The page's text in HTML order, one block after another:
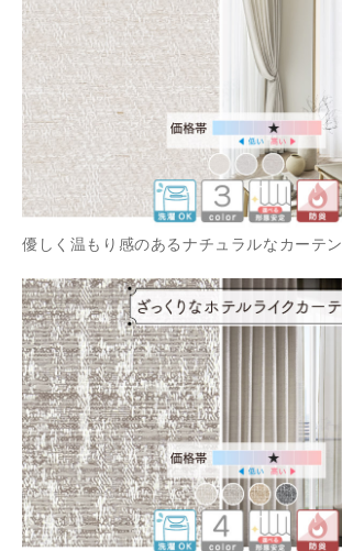
優しく温もり感のあるナチュラルなカーテン